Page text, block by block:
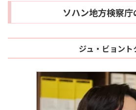
ソハン地方検察庁
ジュ・ビョント